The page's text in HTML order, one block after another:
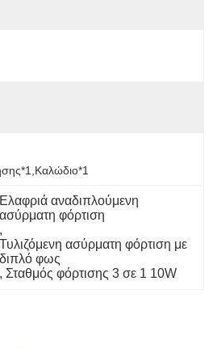
Ελαφριά αναδιπλούμενη
ασύρματη φόρτιση
,
Τυλιζόμενη ασύρματη φόρτιση με
διπλό φως
, Σταθμός φόρτισης 3 σε 1 10W